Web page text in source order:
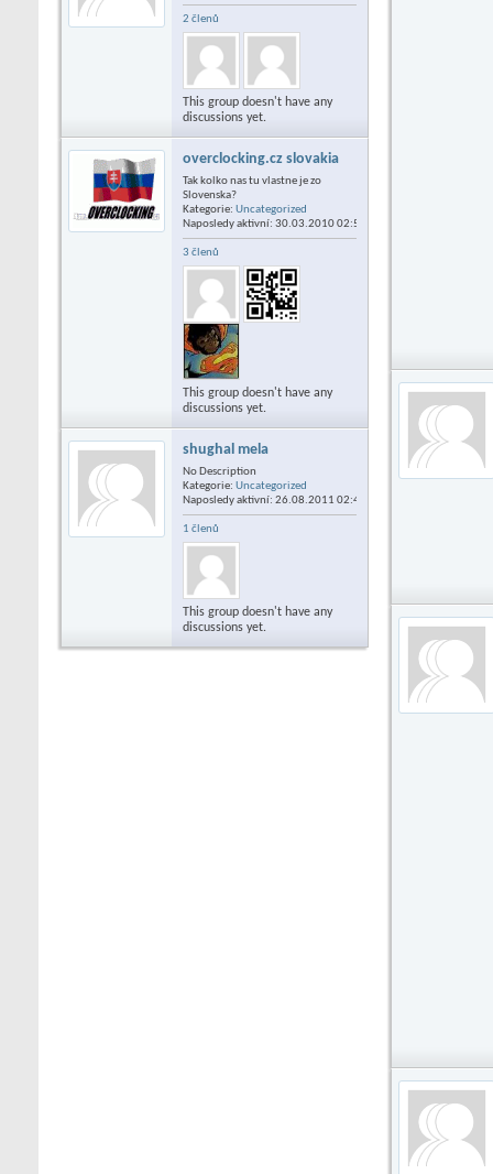
2 členů
This group doesn't have any
discussions yet.
overclocking.cz slovakia
Tak kolko nas tu vlastne je zo
Slovenska?
Kategorie: Uncategorized
Naposledy aktivní: 30.03.201002:50
3 členů
This group doesn't have any
discussions yet.
shughal mela
No Description
Kategorie: Uncategorized
Naposledy aktivní: 26.08.2011 02:49
1 členů
This group doesn't have any
discussions yet.